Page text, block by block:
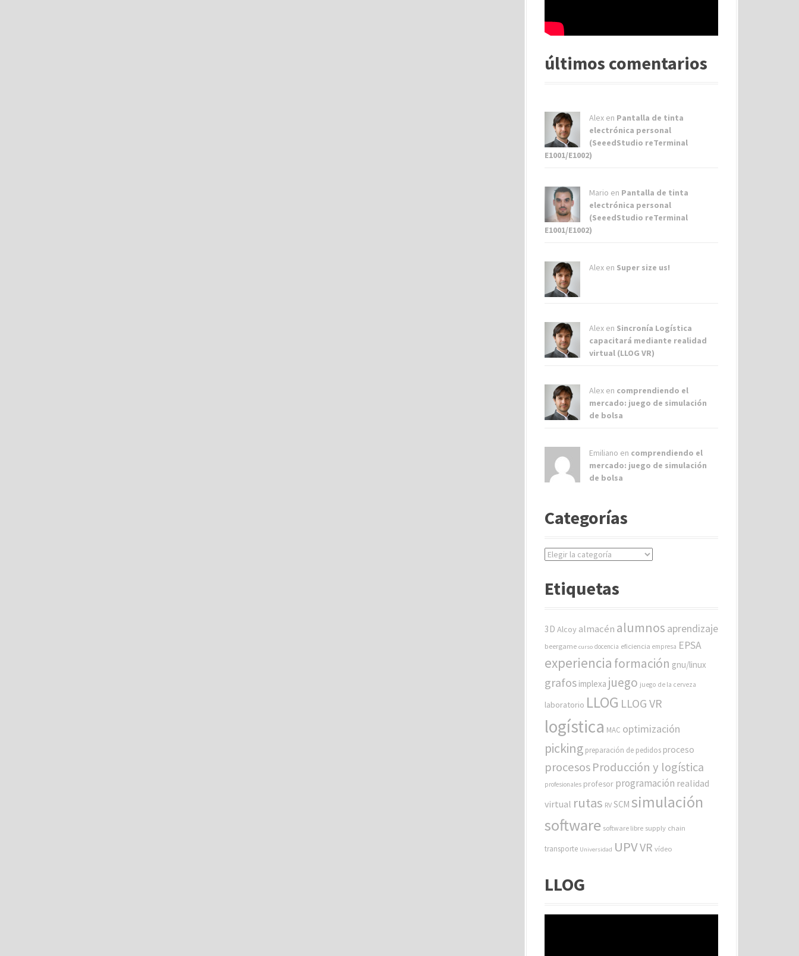
últimos comentarios
Alex en Pantalla de tinta
electrónica personal
(SeeedStudio reTerminal
E1001/E1002)
Mario en Pantalla de tinta
electrónica personal
(SeeedStudio reTerminal
E1001/E1002)
Alex en Super size us!
Alex en Sincronía Logística
capacitará mediante realidad
virtual (LLOG VR)
Alex en comprendiendo el
mercado: juego de simulación
de bolsa
Emiliano en comprendiendo el
mercado: juego de simulación
de bolsa
Categorías
C
e
r
s
Etiquetas
3D Alcoy almacén alumnos aprendizaje
beergame curso docencia eficiencia empresa EPSA
experiencia formación gnu/linux
grafos implexa juego juego de la cerveza
laboratorio LLOG LLOG VR
logística MAC optimización
picking preparación de pedidos proceso
procesosProducción y logística
profesionales profesor programación realidad
virtual rutas RV SCM simulación
software software libre supply chain
transporte Universidad UPVVR vídeo
LLOG